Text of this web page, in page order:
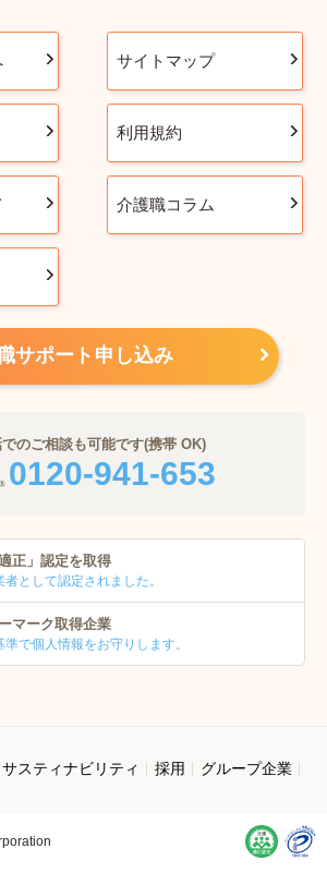
サイトマップ
利用規約
介護職コラム
サポート申し込み
のご相談も可能です(携帯 OK)
0120-941-653
正」 認定を取得
者として認定されました。
マーク取得企業
準で個人情報をお守りします。
サスティナビリティ 採用
グループ企業